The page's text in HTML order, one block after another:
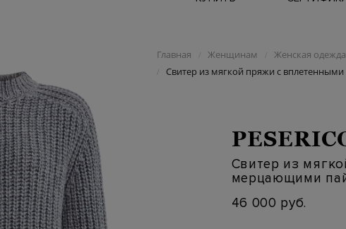
Главная / Женщинам / Женская одежда
/ Свитер из мягкой пряжи с
Свитер из
мерцающими
46 000 руб.